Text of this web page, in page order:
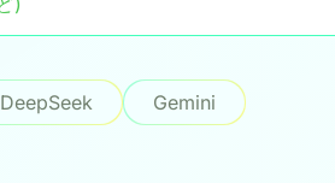
DeepSeek Gemini